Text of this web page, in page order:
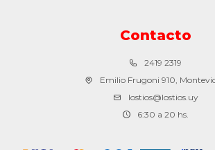
Contacto
2419 2319
Emilio Frugoni 910,
lostios@lostios.uy
6:30 a 20 hs.